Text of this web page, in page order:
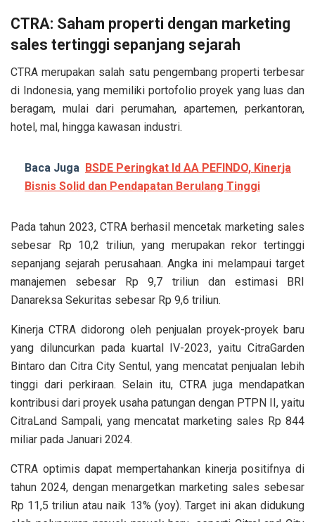
CTRA: Saham properti dengan marketing
sales tertinggi sepanjang sejarah
CTRA merupakan salah satu pengembang properti terbesar
di Indonesia, yang memiliki portofolio proyek yang luas dan
beragam, mulai dari perumahan, apartemen, perkantoran,
hotel, mal, hingga kawasan industri.
Baca Juga BSDE Peringkat Id AA PEFINDO, Kinerja
Bisnis Solid dan Pendapatan Berulang Tinggi
Pada tahun 2023, CTRA berhasil mencetak marketing sales
sebesar Rp 10,2 triliun, yang merupakan rekor tertinggi
sepanjang sejarah perusahaan. Angka ini melampaui target
manajemen sebesar Rp 9,7 triliun dan estimasi BRI
Danareksa Sekuritas sebesar Rp 9,6 triliun.
Kinerja CTRA didorong oleh penjualan proyek-proyek baru
yang diluncurkan pada kuartal IV-2023, yaitu CitraGarden
Bintaro dan Citra City Sentul, yang mencatat penjualan lebih
tinggi dari perkiraan. Selain itu, CTRA juga mendapatkan
kontribusi dari proyek usaha patungan dengan PTPN II, yaitu
CitraLand Sampali, yang mencatat marketing sales Rp 844
miliar pada Januari 2024.
CTRA optimis dapat mempertahankan kinerja positifnya di
tahun 2024, dengan menargetkan marketing sales sebesar
Rp 11,5 triliun atau naik 13% (yoy). Target ini akan didukung